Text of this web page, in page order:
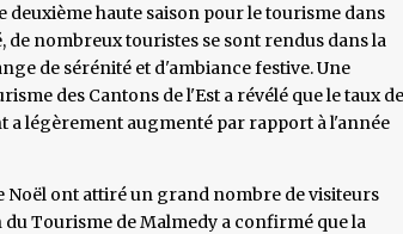
haute saison pour le tourisme dans
de nombreux touristes se sont rendus dans la
de sérénité et d'ambiance festive. Une
des Cantons de l'Est a révélé que le taux de
légèrement augmenté par rapport à l'année
Noël ont attiré un grand nombre de visiteurs
du Tourisme de Malmedy a confirmé que la